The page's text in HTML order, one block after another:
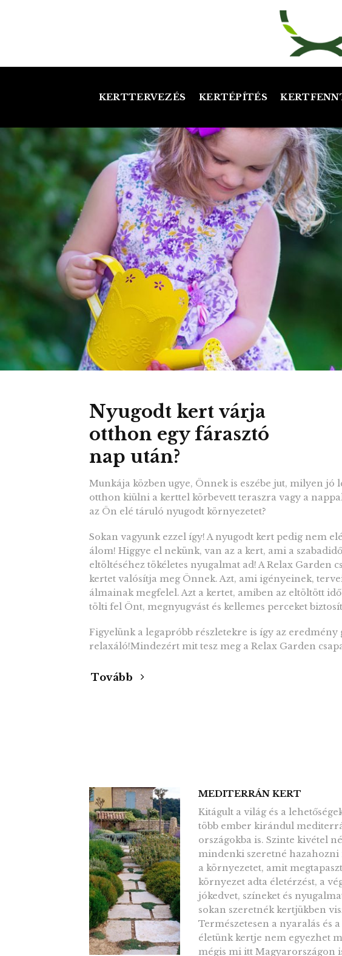
KERTTERVEZÉS KERTÉPÍTÉS
Nyugodt kert várja
otthon egy fárasztó
nap után?
Munkája közben ugye, Önnek is eszébe jut, milyen jó
otthon kiülni a kerttel körbevett teraszra vagy a
az Ön elé táruló nyugodt környezetet?
Sokan vagyunk ezzel így! A nyugodt kert pedig nem
álom! Higgye el nekünk, van az a kert, ami a szabadidő
eltöltéséhez tökéletes nyugalmat ad! A Relax Garden
kertet valósítja meg Önnek. Azt, ami igényeinek,
álmainak megfelel. Azt a kertet, amiben az eltöltött
tölti fel Önt, megnyugvást és kellemes perceket
Figyelünk a legapróbb részletekre is így az eredmény
relaxáló!Mindezért mit tesz meg a Relax Garden
Tovább
MEDITERRÁN KERT
Kitágult a világ és a
több ember kirándul
országokba is. Szinte kivétel
mindenki szeretné hazahozni
a környezetet, amit
környezet adta életérzést, a
jókedvet, színeket és
sokan szeretnék kertjükben
Természetesen a nyaralás és
életünk kertje nem egyezhet
mégis mi itt Magyarországon